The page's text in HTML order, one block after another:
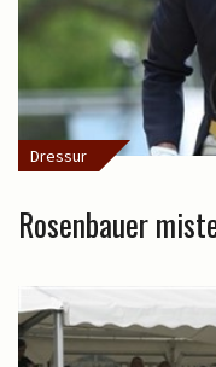
Dressur
Rosenbauer